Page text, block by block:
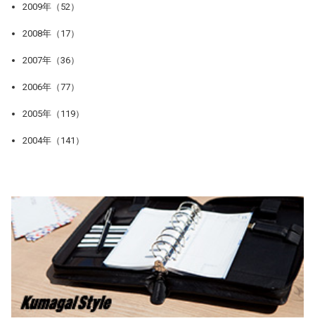
2009年（52）
2008年（17）
2007年（36）
2006年（77）
2005年（119）
2004年（141）